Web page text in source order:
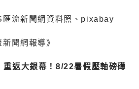
匯流新聞網資料照、pixabay
聞網報導》
重返大銀幕！8/22暑假壓軸磅礡